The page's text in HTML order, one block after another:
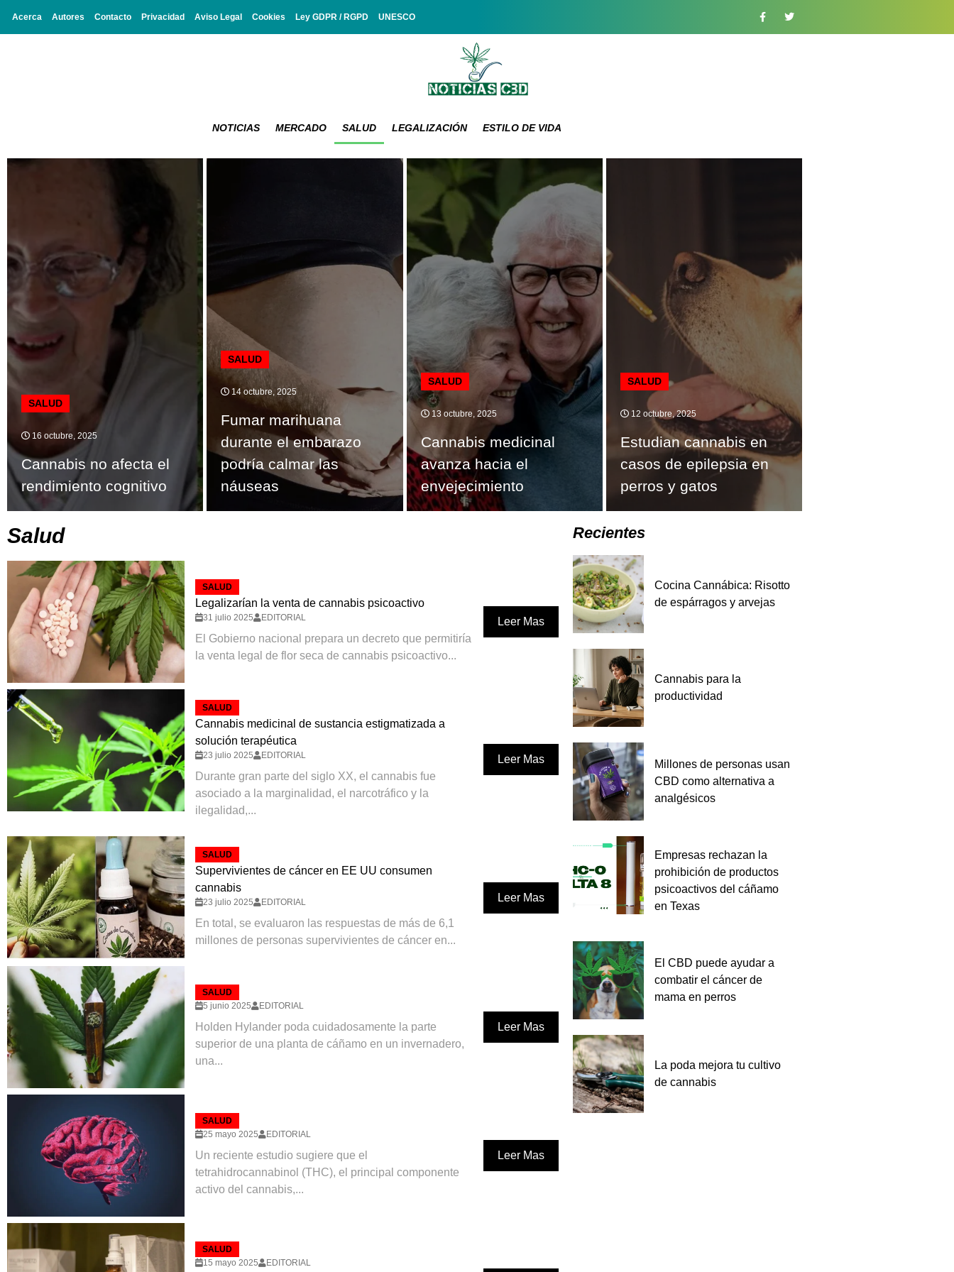
Acerca Autores Contacto Privacidad Aviso Legal Cookies Ley GDPR / RGPD UNESCO
NOTICIAS MERCADO SALUD LEGALIZACIÓN ESTILO DE VIDA
SALUD
16 octubre, 2025
Cannabis no afecta el
rendimiento cognitivo
SALUD
14 octubre, 2025
Fumar marihuana
durante el embarazo
podría calmar las
náuseas
SALUD
13 octubre, 2025
Cannabis medicinal
avanza hacia el
envejecimiento
SALUD
12 octubre, 2025
Estudian cannabis en
casos de epilepsia en
perros y gatos
Salud
SALUD
Legalizarían la venta de cannabis psicoactivo
31 julio 2025 EDITORIAL
El Gobierno nacional prepara un decreto que permitiría
la venta legal de flor seca de cannabis psicoactivo...
Leer Mas
SALUD
Cannabis medicinal de sustancia estigmatizada a
solución terapéutica
23 julio 2025 EDITORIAL
Durante gran parte del siglo XX, el cannabis fue
asociado a la marginalidad, el narcotráfico y la
ilegalidad,...
Leer Mas
SALUD
Supervivientes de cáncer en EE UU consumen
cannabis
23 julio 2025 EDITORIAL
En total, se evaluaron las respuestas de más de 6,1
millones de personas supervivientes de cáncer en...
Leer Mas
SALUD
5 junio 2025
EDITORIAL
Holden Hylander poda cuidadosamente la parte
superior de una planta de cáñamo en un invernadero,
una...
Leer Mas
SALUD
25 mayo 2025
EDITORIAL
Un reciente estudio sugiere que el
tetrahidrocannabinol (THC), el principal componente
activo del cannabis,...
Leer Mas
SALUD
15 mayo 2025
EDITORIAL
Recientes
Cocina Cannábica: Risotto
de espárragos y arvejas
Cannabis para la
productividad
Millones de personas usan
CBD como alternativa a
analgésicos
Empresas rechazan la
prohibición de productos
psicoactivos del cáñamo
en Texas
El CBD puede ayudar a
combatir el cáncer de
mama en perros
La poda mejora tu cultivo
de cannabis